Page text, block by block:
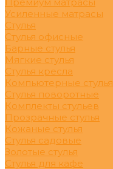
Усиленные матрасы
Стулья
Стулья офисные
Барные стулья
Мягкие стулья
Стулья кресла
Компьютерные стулья
Стулья поворотные
Комплекты стульев
Прозрачные стулья
Кожаные стулья
Стулья садовые
Золотые стулья
Стулья для кафе